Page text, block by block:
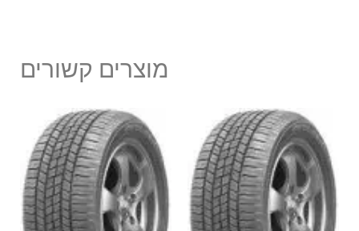
מוצרים קשורים